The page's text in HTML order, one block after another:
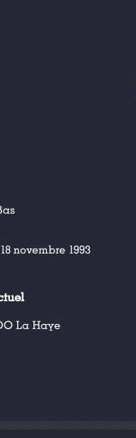
18 novembre 1993
La Haye